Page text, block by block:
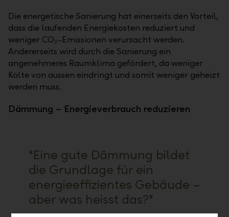
Die energetische Sanierung hat einerseits den Vorteil,
dass die laufenden Energiekosten reduziert und
weniger CO₂-Emissionen verursacht werden.
Andererseits wird durch die Sanierung ein
angenehmeres Raumklima gefördert, da weniger
Kälte von aussen eindringt und somit weniger geheizt
werden muss.
Dämmung – Energieverbrauch reduzieren
"Eine gute Dämmung bildet
die Grundlage für ein
energieeffizientes Gebäude –
aber was heisst das?"